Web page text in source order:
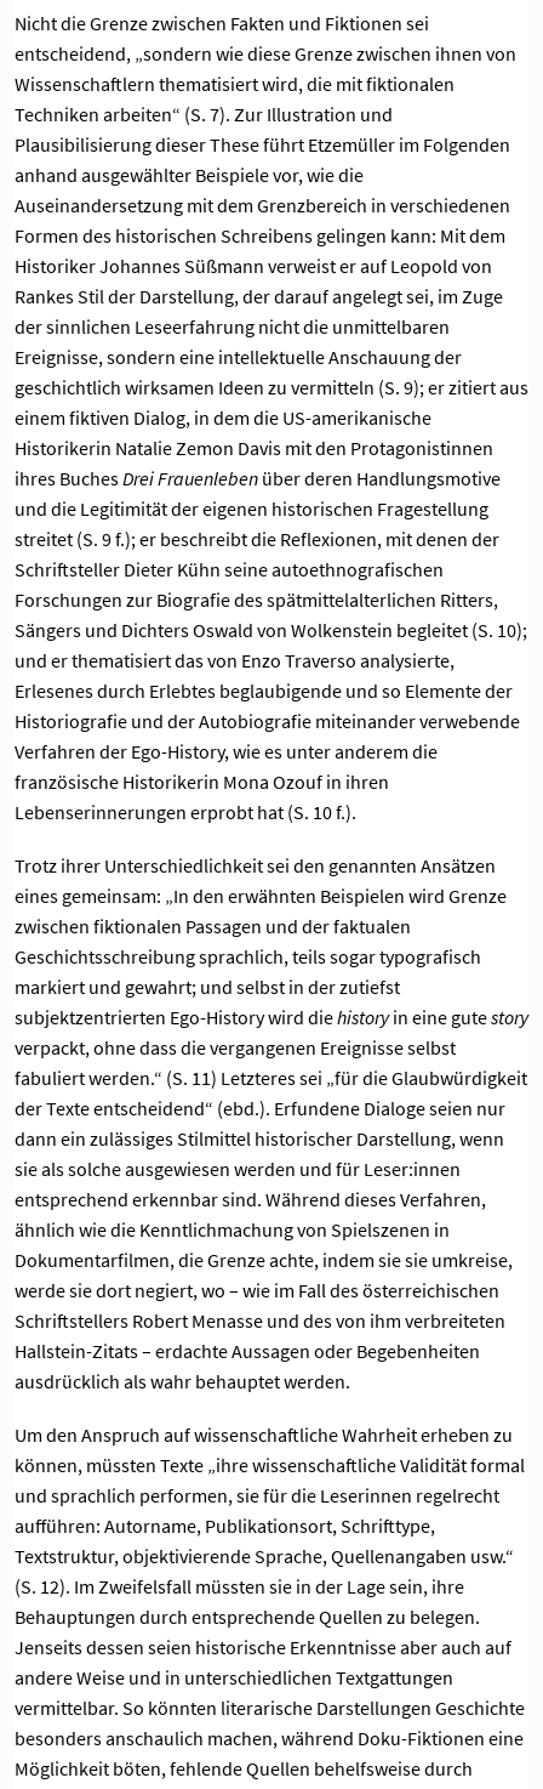
Nicht die Grenze zwischen Fakten und Fiktionen sei
entscheidend, „sondern wie diese Grenze zwischen ihnen von
Wissenschaftlern thematisiert wird, die mit fiktionalen
Techniken arbeiten“ (S. 7). Zur Illustration und
Plausibilisierung dieser These führt Etzemüller im Folgenden
anhand ausgewählter Beispiele vor, wie die
Auseinandersetzung mit dem Grenzbereich in verschiedenen
Formen des historischen Schreibens gelingen kann: Mit dem
Historiker Johannes Süßmann verweist er auf Leopold von
Rankes Stil der Darstellung, der darauf angelegt sei, im Zuge
der sinnlichen Leseerfahrung nicht die unmittelbaren
Ereignisse, sondern eine intellektuelle Anschauung der
geschichtlich wirksamen Ideen zu vermitteln (S. 9); er zitiert aus
einem fiktiven Dialog, in dem die US-amerikanische
Historikerin Natalie Zemon Davis mit den Protagonistinnen
ihres BuchesDrei Frauenleben über deren Handlungsmotive
und die Legitimität der eigenen historischen Fragestellung
streitet (S. 9 f.); er beschreibt die Reflexionen, mit denen der
Schriftsteller Dieter Kühn seine autoethnografischen
Forschungen zur Biografie des spätmittelalterlichen Ritters,
Sängers und Dichters Oswald von Wolkenstein begleitet (S. 10);
und er thematisiert das von Enzo Traverso analysierte,
Erlesenes durch Erlebtes beglaubigende und so Elemente der
Historiografie und der Autobiografie miteinander verwebende
Verfahren der Ego-History, wie es unter anderem die
französische Historikerin Mona Ozouf in ihren
Lebenserinnerungen erprobt hat (S. 10 f.).
Trotz ihrer Unterschiedlichkeit sei den genannten Ansätzen
eines gemeinsam: „In den erwähnten Beispielen wird Grenze
zwischen fiktionalen Passagen und der faktualen
Geschichtsschreibung sprachlich, teils sogar typografisch
markiert und gewahrt; und selbst in der zutiefst
subjektzentrierten Ego-History wird diehistoryin eine gutestory
verpackt, ohne dass die vergangenen Ereignisse selbst
fabuliert werden.“ (S. 11) Letzteres sei „für die Glaubwürdigkeit
der Texte entscheidend“ (ebd.). Erfundene Dialoge seien nur
dann ein zulässiges Stilmittel historischer Darstellung, wenn
sie als solche ausgewiesen werden und für Leser:innen
entsprechend erkennbar sind. Während dieses Verfahren,
ähnlich wie die Kenntlichmachung von Spielszenen in
Dokumentarfilmen, die Grenze achte, indem sie sie umkreise,
werde sie dort negiert, wo – wie im Fall des österreichischen
Schriftstellers Robert Menasse und des von ihm verbreiteten
Hallstein-Zitats – erdachte Aussagen oder Begebenheiten
ausdrücklich als wahr behauptet werden.
Um den Anspruch auf wissenschaftliche Wahrheit erheben zu
können, müssten Texte „ihre wissenschaftliche Validität formal
und sprachlich performen, sie für die Leserinnen regelrecht
aufführen: Autorname, Publikationsort, Schrifttype,
Textstruktur, objektivierende Sprache, Quellenangaben usw.“
(S. 12). Im Zweifelsfall müssten sie in der Lage sein, ihre
Behauptungen durch entsprechende Quellen zu belegen.
Jenseits dessen seien historische Erkenntnisse aber auch auf
andere Weise und in unterschiedlichen Textgattungen
vermittelbar. So könnten literarische Darstellungen Geschichte
besonders anschaulich machen, während Doku-Fiktionen eine
Möglichkeit böten, fehlende Quellen behelfsweise durch